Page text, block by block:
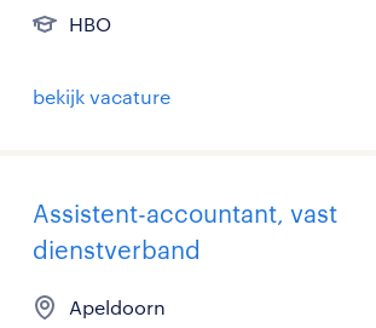
HBO
bekijk vacature
Assistent-accountant, vast
dienstverband
Apeldoorn